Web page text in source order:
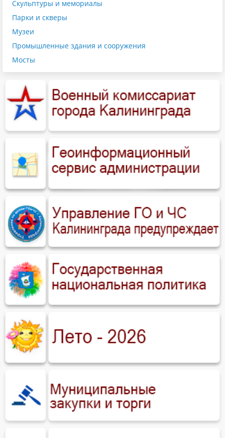
Скульптуры и мемориалы
Парки и скверы
Музеи
Промышленные здания и сооружения
Мосты